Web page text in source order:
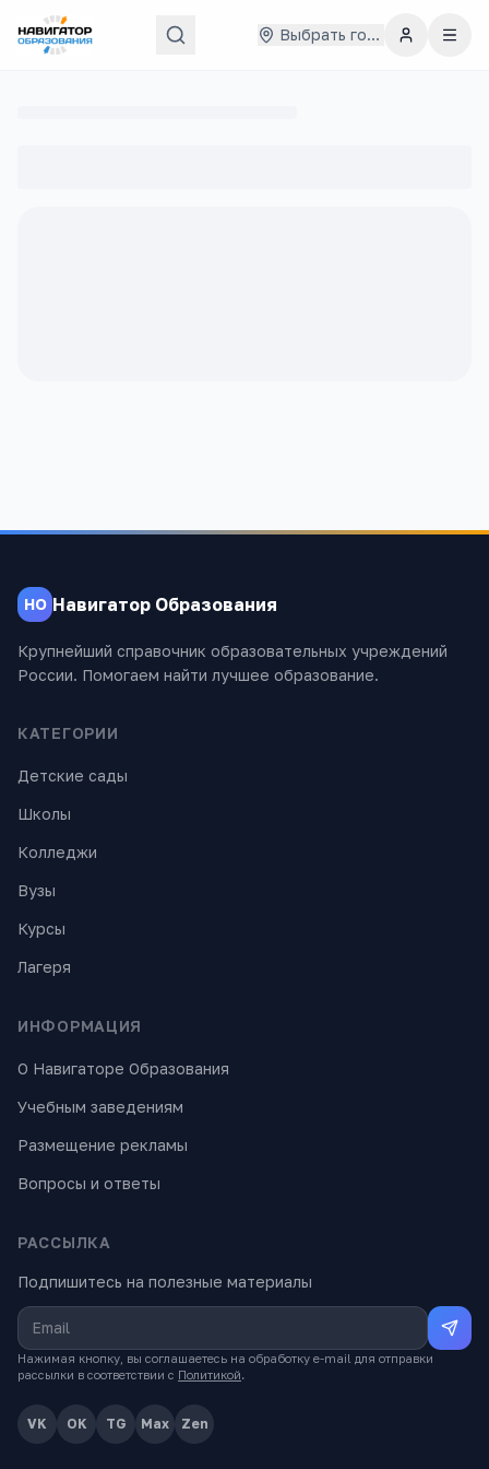
Выбрать город
НО Навигатор Образования
Крупнейший справочник образовательных учреждений
России. Помогаем найти лучшее образование.
КАТЕГОРИИ
Детские сады
Школы
Колледжи
Вузы
Курсы
Лагеря
ИНФОРМАЦИЯ
О Навигаторе Образования
Учебным заведениям
Размещение рекламы
Вопросы и ответы
РАССЫЛКА
Подпишитесь на полезные материалы
Нажимая кнопку, вы соглашаетесь на обработку e-mail для отправки
рассылки в соответствии с Политикой.
VK OK TG Max Zen